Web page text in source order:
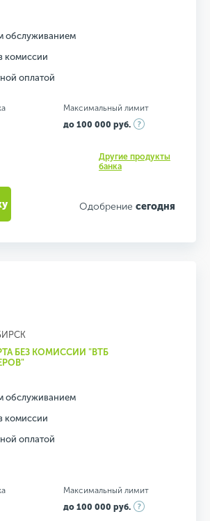
обслуживанием
комиссии
оплатой
Максимальный лимит
до 100 000 руб.
Другие продукты
банка
Одобрение сегодня
БЕЗ КОМИССИИ "ВТБ
обслуживанием
комиссии
оплатой
Максимальный лимит
до 100 000 руб.